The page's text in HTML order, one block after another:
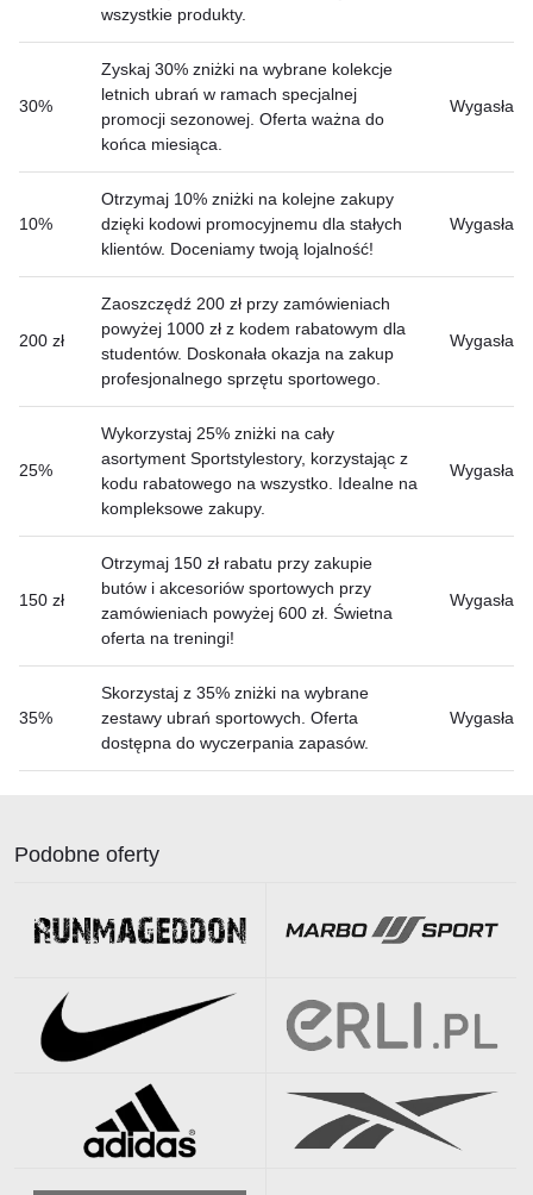
wszystkie produkty.
30%
Zyskaj 30% zniżki na wybrane kolekcje
letnich ubrań w ramach specjalnej
promocji sezonowej. Oferta ważna do
końca miesiąca.
Wygasła
10%
Otrzymaj 10% zniżki na kolejne zakupy
dzięki kodowi promocyjnemu dla stałych
klientów. Doceniamy twoją lojalność!
Wygasła
200 zł
Zaoszczędź 200 zł przy zamówieniach
powyżej 1000 zł z kodem rabatowym dla
studentów. Doskonała okazja na zakup
profesjonalnego sprzętu sportowego.
Wygasła
25%
Wykorzystaj 25% zniżki na cały
asortyment Sportstylestory, korzystając z
kodu rabatowego na wszystko. Idealne na
kompleksowe zakupy.
Wygasła
150 zł
Otrzymaj 150 zł rabatu przy zakupie
butów i akcesoriów sportowych przy
zamówieniach powyżej 600 zł. Świetna
oferta na treningi!
Wygasła
35%
Skorzystaj z 35% zniżki na wybrane
zestawy ubrań sportowych. Oferta
dostępna do wyczerpania zapasów.
Wygasła
Podobne oferty